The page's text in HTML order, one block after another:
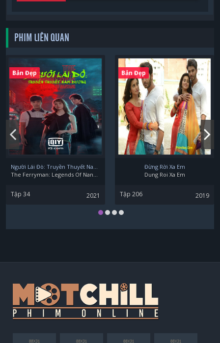
PHIM LIÊN QUAN
Bản Đẹp
Tập 34 2021
Bản Đẹp
Đừng Rời Xa Em
Dung Roi Xa Em
Tập 206 2019